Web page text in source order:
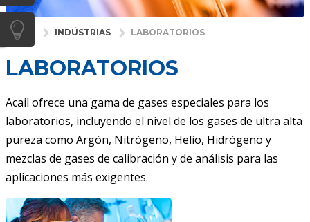
SAÚDE
GASES
EMPRESA
DISTRIBUIDORES
NOTÍCIAS
CONTACTOS
ACAIL GÁS MEDICARE
INÍCIO INDÚSTRIAS LABORATORIOS
LABORATORIOS
Acail ofrece una gama de gases especiales para los
laboratorios, incluyendo el nivel de los gases de ultra alta
pureza como Argón, Nitrógeno, Helio, Hidrógeno y
mezclas de gases de calibración y de análisis para las
aplicaciones más exigentes.